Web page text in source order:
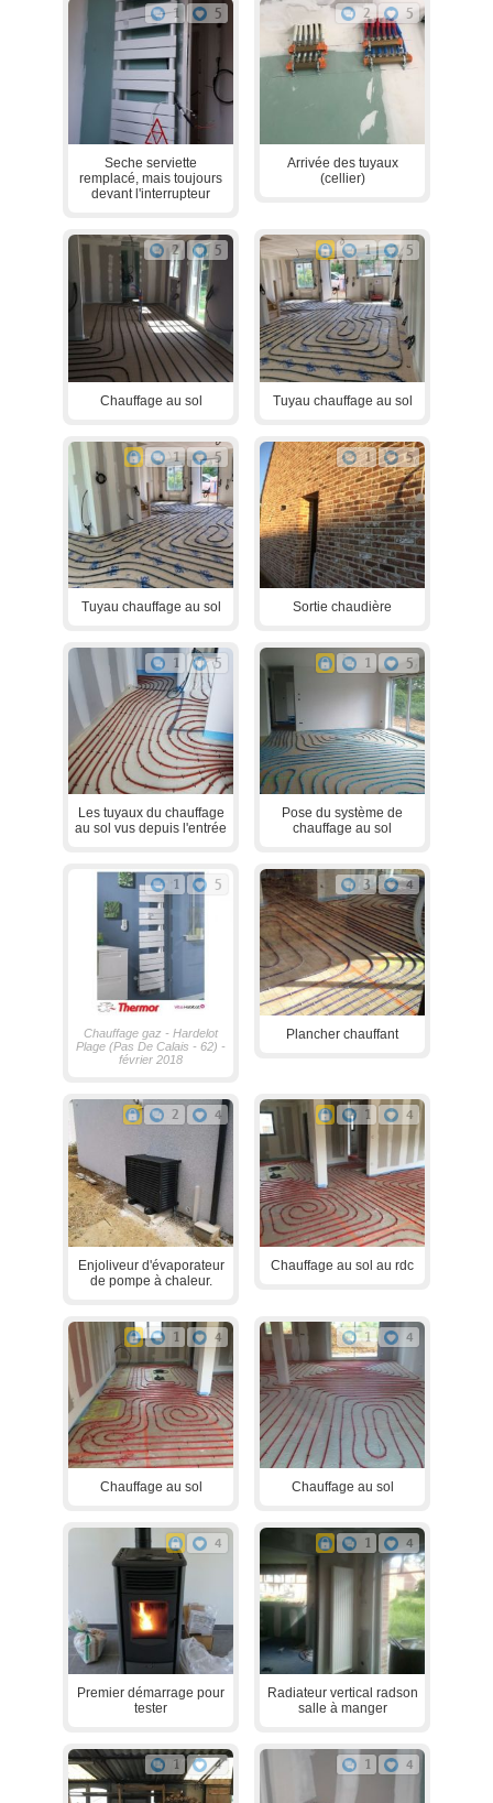
1 5
Seche serviette
remplacé, mais toujours
devant l'interrupteur
2 5
Arrivée des tuyaux
(cellier)
2 5
Chauffage au sol
1 5
Tuyau chauffage au sol
1 5
Tuyau chauffage au sol
1 5
Sortie chaudière
1 5
Les tuyaux du chauffage
au sol vus depuis l'entrée
1 5
Pose du système de
chauffage au sol
1 5
Chauffage gaz - Hardelot
Plage (Pas De Calais - 62) -
février 2018
3 4
Plancher chauffant
2 4
Enjoliveur d'évaporateur
de pompe à chaleur.
1 4
Chauffage au sol au rdc
1 4
Chauffage au sol
1 4
Chauffage au sol
4
Premier démarrage pour
tester
1 4
Radiateur vertical radson
salle à manger
1 4 1 4